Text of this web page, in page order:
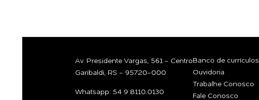
Av. Presidente Vargas, 561 - Centro
Garibaldi, RS - 95720-000
Whatsapp: 54 9 8110.0130
Banco de currículos
Ouvidoria
Trabalhe Conosco
Fale Conosco